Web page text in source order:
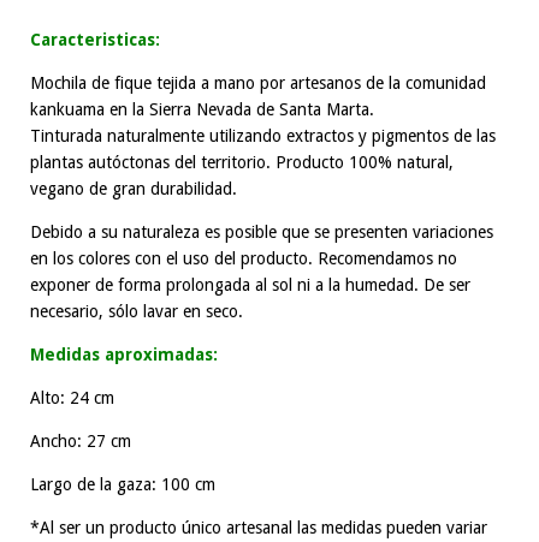
Caracteristicas:
Mochila de fique tejida a mano por artesanos de la comunidad
kankuama en la Sierra Nevada de Santa Marta.
Tinturada naturalmente utilizando extractos y pigmentos de las
plantas autóctonas del territorio. Producto 100% natural,
vegano de gran durabilidad.
Debido a su naturaleza es posible que se presenten variaciones
en los colores con el uso del producto. Recomendamos no
exponer de forma prolongada al sol ni a la humedad. De ser
necesario, sólo lavar en seco.
Medidas aproximadas:
Alto: 24 cm
Ancho: 27 cm
Largo de la gaza: 100 cm
*Al ser un producto único artesanal las medidas pueden variar